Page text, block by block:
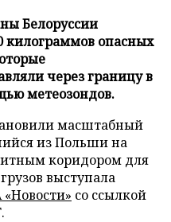
Белоруссии
килограммов опасных
через границу в
метеозондов.
масштабный
из Польши на
коридором для
выступала
со ссылкой